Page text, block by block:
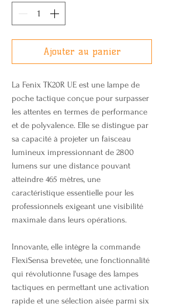
Ajouter au panier
La Fenix TK20R UE est une lampe de
poche tactique conçue pour surpasser
les attentes en termes de performance
et de polyvalence. Elle se distingue par
sa capacité à projeter un faisceau
lumineux impressionnant de 2800
lumens sur une distance pouvant
atteindre 465 mètres, une
caractéristique essentielle pour les
professionnels exigeant une visibilité
maximale dans leurs opérations.
Innovante, elle intègre la commande
FlexiSensa brevetée, une fonctionnalité
qui révolutionne l'usage des lampes
tactiques en permettant une activation
rapide et une sélection aisée parmi six